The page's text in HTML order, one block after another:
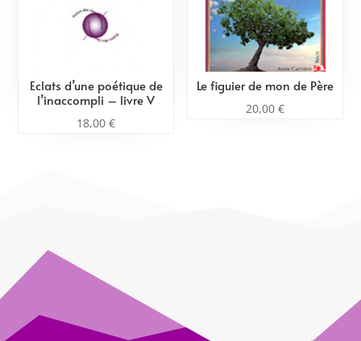
Eclats d’une poétique de
l’inaccompli – livre V
18,00€
Le figuier de mon de Père
20,00 €